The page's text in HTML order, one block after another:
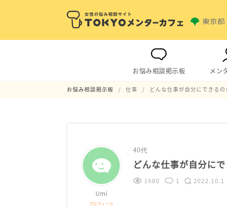
お悩み相談掲示板 メン
お悩み相談掲示板 仕事 どんな仕事が自分にできる
Umi
プロフィール
40代
どんな仕事が自分に
1680 1 2022.10.1